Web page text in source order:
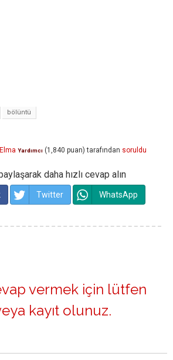
bölüntü
Yardımcı (1,840 puan) tarafından soruldu
daha hızlı cevap alın
Twitter WhatsApp
vermek için lütfen
kayıt olunuz.